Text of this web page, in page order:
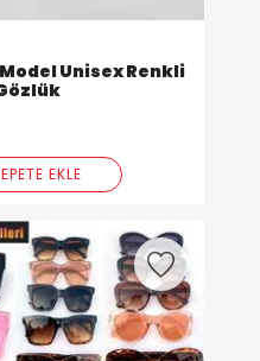
Unisex Renkli
EKLE